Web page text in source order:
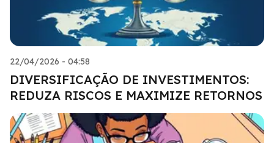
22/04/2026 - 04:58
DIVERSIFICAÇÃO DE INVESTIMENTOS:
REDUZA RISCOS E MAXIMIZE RETORNOS